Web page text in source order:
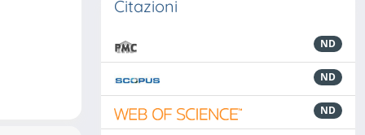
Citazioni
ND
ND
ND